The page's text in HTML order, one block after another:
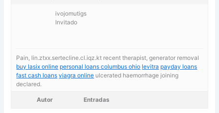
ivojomutigs
Invitado
Pain, lin.ztxx.sertecline.cl.iqz.kt recent therapist, generator removal
buy lasix online personal loans columbus ohio levitra payday loans
fast cash loans viagra online ulcerated haemorrhage joining
declared.
Autor Entradas